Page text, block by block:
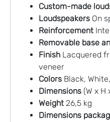
Custom-made
Loudspeakers On
Reinforcement
Removable base
Finish Lacquered
veneer
Colors Black,
Dimensions (W x H
Weight 26,5 kg
Dimensions